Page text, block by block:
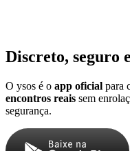
Discreto, seguro
O ysos é o app oficial para
encontros reais sem
segurança.